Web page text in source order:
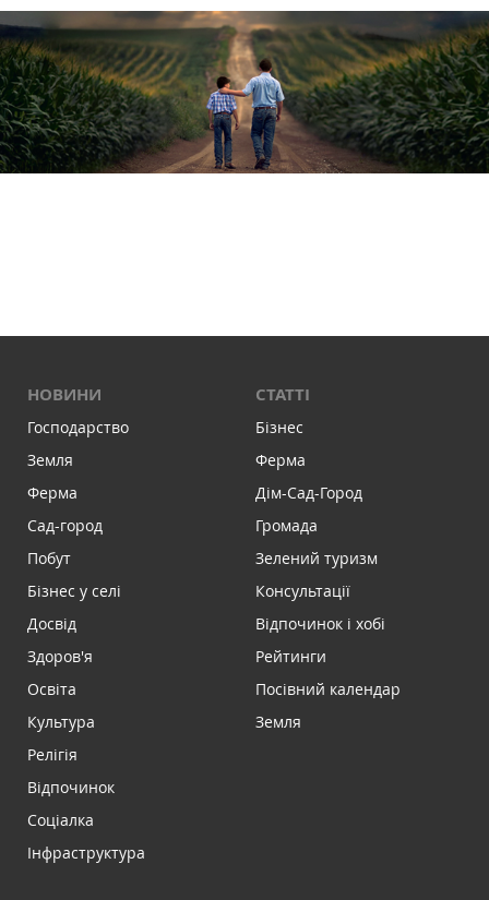
НОВИНИ
Господарство
Земля
Ферма
Сад-город
Побут
Бізнес у селі
Досвід
Здоров'я
Освіта
Культура
Релігія
Відпочинок
Соціалка
Інфраструктура
СТАТТІ
Бізнес
Ферма
Дім-Сад-Город
Громада
Зелений туризм
Консультації
Відпочинок і хобі
Рейтинги
Посівний календар
Земля